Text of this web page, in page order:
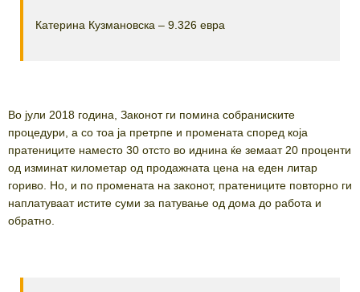
Катерина Кузмановска – 9.326 евра
Во јули 2018 година, Законот ги помина собраниските
процедури, а со тоа ја претрпе и промената според која
пратениците наместо 30 отсто во иднина ќе земаат 20 проценти
од изминат километар од продажната цена на еден литар
гориво. Но, и по промената на законот, пратениците повторно ги
наплатуваат истите суми за патување од дома до работа и
обратно.